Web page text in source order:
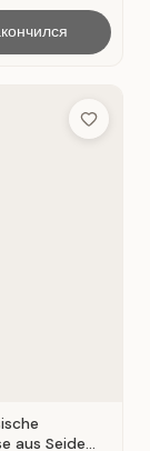
Add to
aus Seide